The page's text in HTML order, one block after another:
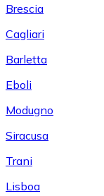
Brescia
Cagliari
Barletta
Eboli
Modugno
Siracusa
Trani
Lisboa